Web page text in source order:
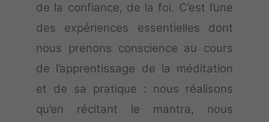
de la confiance, de la foi. C’est l’une
des expériences essentielles dont
nous prenons conscience au cours
de l’apprentissage de la méditation
et de sa pratique : nous réalisons
qu’en récitant le mantra, nous